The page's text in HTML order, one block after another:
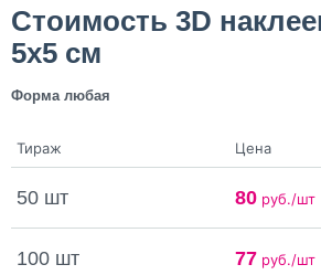
Стоимость 3D
5х5 см
Форма любая
Тираж Цена
50 шт 80руб./шт
100 шт 77руб./шт